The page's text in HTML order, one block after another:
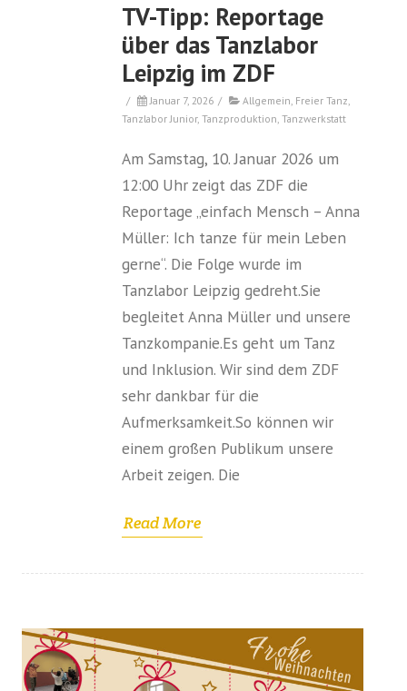
TV-Tipp: Reportage
über das Tanzlabor
Leipzig im ZDF
/ Januar 7, 2026 / Allgemein, Freier Tanz,
Tanzlabor Junior, Tanzproduktion, Tanzwerkstatt
Am Samstag, 10. Januar 2026 um
12:00 Uhr zeigt das ZDF die
Reportage „einfach Mensch – Anna
Müller: Ich tanze für mein Leben
gerne“. Die Folge wurde im
Tanzlabor Leipzig gedreht.Sie
begleitet Anna Müller und unsere
Tanzkompanie.Es geht um Tanz
und Inklusion. Wir sind dem ZDF
sehr dankbar für die
Aufmerksamkeit.So können wir
einem großen Publikum unsere
Arbeit zeigen. Die
Read More